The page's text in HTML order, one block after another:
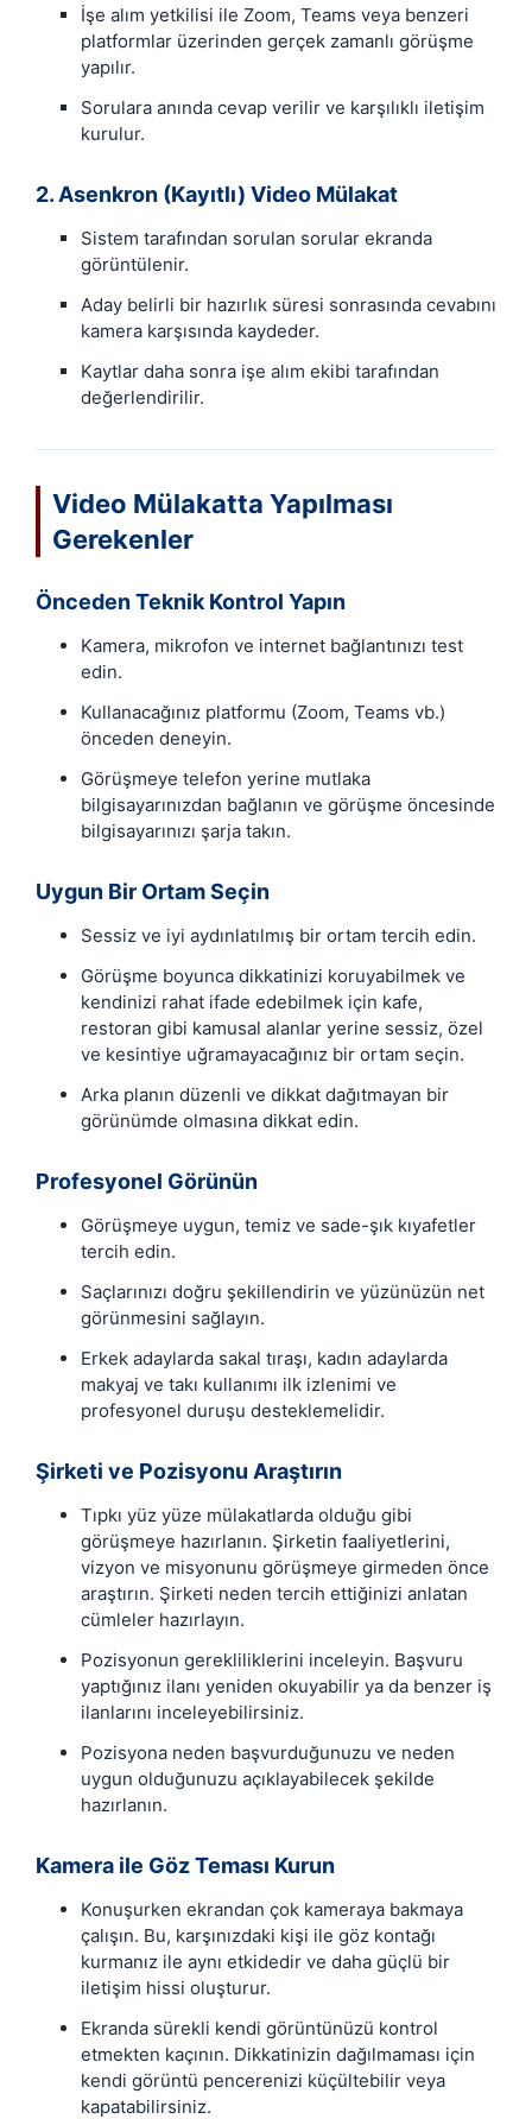
İşe alım yetkilisi ile Zoom, Teams veya benzeri
platformlar üzerinden gerçek zamanlı görüşme
yapılır.
Sorulara anında cevap verilir ve karşılıklı iletişim
kurulur.
2. Asenkron (Kayıtlı) Video Mülakat
Sistem tarafından sorulan sorular ekranda
görüntülenir.
Aday belirli bir hazırlık süresi sonrasında cevabını
kamera karşısında kaydeder.
Kaytlar daha sonra işe alım ekibi tarafından
değerlendirilir.
Video Mülakatta Yapılması
Gerekenler
Önceden Teknik Kontrol Yapın
Kamera, mikrofon ve internet bağlantınızı test
edin.
Kullanacağınız platformu (Zoom, Teams vb.)
önceden deneyin.
Görüşmeye telefon yerine mutlaka
bilgisayarınızdan bağlanın ve görüşme öncesinde
bilgisayarınızı şarja takın.
Uygun Bir Ortam Seçin
Sessiz ve iyi aydınlatılmış bir ortam tercih edin.
Görüşme boyunca dikkatinizi koruyabilmek ve
kendinizi rahat ifade edebilmek için kafe,
restoran gibi kamusal alanlar yerine sessiz, özel
ve kesintiye uğramayacağınız bir ortam seçin.
Arka planın düzenli ve dikkat dağıtmayan bir
görünümde olmasına dikkat edin.
Profesyonel Görünün
Görüşmeye uygun, temiz ve sade-şık kıyafetler
tercih edin.
Saçlarınızı doğru şekillendirin ve yüzünüzün net
görünmesini sağlayın.
Erkek adaylarda sakal tıraşı, kadın adaylarda
makyaj ve takı kullanımı ilk izlenimi ve
profesyonel duruşu desteklemelidir.
Şirketi ve Pozisyonu Araştırın
Tıpkı yüz yüze mülakatlarda olduğu gibi
görüşmeye hazırlanın. Şirketin faaliyetlerini,
vizyon ve misyonunu görüşmeye girmeden önce
araştırın. Şirketi neden tercih ettiğinizi anlatan
cümleler hazırlayın.
Pozisyonun gerekliliklerini inceleyin. Başvuru
yaptığınız ilanı yeniden okuyabilir ya da benzer iş
ilanlarını inceleyebilirsiniz.
Pozisyona neden başvurduğunuzu ve neden
uygun olduğunuzu açıklayabilecek şekilde
hazırlanın.
Kamera ile Göz Teması Kurun
Konuşurken ekrandan çok kameraya bakmaya
çalışın. Bu, karşınızdaki kişi ile göz kontağı
kurmanız ile aynı etkidedir ve daha güçlü bir
iletişim hissi oluşturur.
Ekranda sürekli kendi görüntünüzü kontrol
etmekten kaçının. Dikkatinizin dağılmaması için
kendi görüntü pencerenizi küçültebilir veya
kapatabilirsiniz.